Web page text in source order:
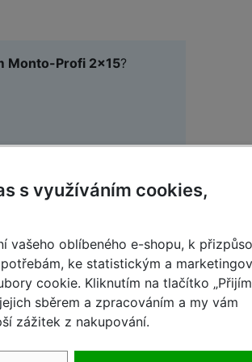
Monto-Profi 2x15?
4.1.2023 22:43
5.1.2023 08:32
s využíváním cookies,
vašeho oblíbeného e-shopu, k
ke statistickým a
cookie. Kliknutím na tlačítko
sběrem a zpracováním a my vám
zážitek z nakupování.